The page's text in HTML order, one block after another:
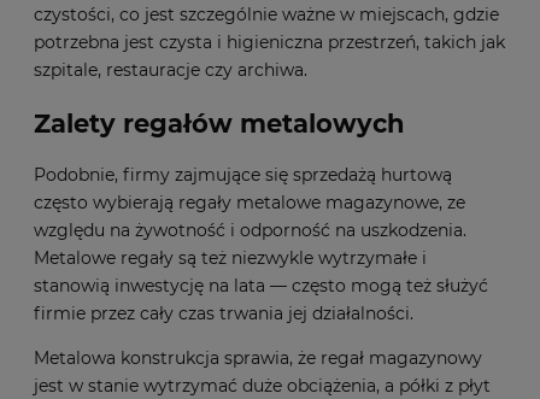
czystości, co jest szczególnie ważne w miejscach, gdzie
potrzebna jest czysta i higieniczna przestrzeń, takich jak
szpitale, restauracje czy archiwa.
Zalety regałów metalowych
Podobnie, firmy zajmujące się sprzedażą hurtową
często wybierają regały metalowe magazynowe, ze
względu na żywotność i odporność na uszkodzenia.
Metalowe regały są też niezwykle wytrzymałe i
stanowią inwestycję na lata — często mogą też służyć
firmie przez cały czas trwania jej działalności.
Metalowa konstrukcja sprawia, że regał magazynowy
jest w stanie wytrzymać duże obciążenia, a półki z płyt